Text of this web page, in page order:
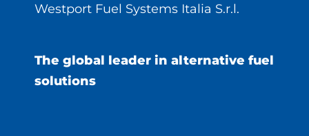
Westport Fuel Systems Italia S.r.l.
The global leader in alternative fuel
solutions